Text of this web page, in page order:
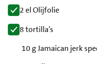
2 el Olijfolie
8 tortilla’s
10 g Jamaican jerk